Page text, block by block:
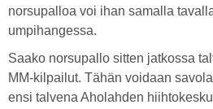
norsupalloa voi ihan samalla
umpihangessa.
Saako norsupallo sitten jatkossa
MM-kilpailut. Tähän voidaan
ensi talvena Aholahden